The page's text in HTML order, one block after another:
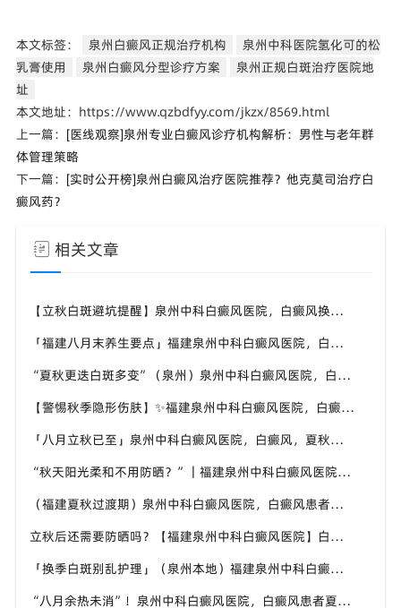
本文标签： 泉州白癜风正规治疗机构
泉州中科医院氢化可的松
乳膏使用
泉州白癜风分型诊疗方案
泉州正规白斑治疗医院地
址
本文地址：https://www.qzbdfyy.com/jkzx/8569.html
上一篇： [医线观察]泉州专业白癜风诊疗机构解析：男性与老年群
体管理策略
下一篇： [实时公开榜]泉州白癜风治疗医院推荐？他克莫司治疗白
癜风药？
相关文章
【立秋白斑避坑提醒】泉州中科白癜风医院，白癜风换季养护，避开误区少走弯路
「福建八月末养生要点」福建泉州中科白癜风医院，白癜风，合理运动助力身体状态
“夏秋更迭白斑多变”（泉州）泉州中科白癜风医院，白癜风，早留意皮肤异常变化
【警惕秋季隐形伤肤】✨福建泉州中科白癜风医院，白癜风，秋风也会给皮肤带来刺激
「八月立秋已至」泉州中科白癜风医院，白癜风，夏秋交替做好养护，助力白斑维稳
“秋天阳光柔和不用防晒？”｜福建泉州中科白癜风医院，白癜风这个想法是错误的
（福建夏秋过渡期）泉州中科白癜风医院，白癜风患者，不要随意更换外用护肤产品
立秋后还需要防晒吗？【福建泉州中科白癜风医院】白癜风人群夏秋防晒切勿直接摆烂
「换季白斑别乱护理」（泉州本地）福建泉州中科白癜风医院，教你平稳度过夏秋转换时节
“八月余热未消”！泉州中科白癜风医院，白癜风患者夏秋交替，这几件事要记牢